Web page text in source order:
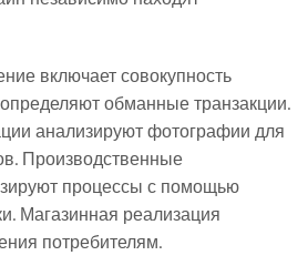
включает совокупность
обманные транзакции.
анализируют фотографии для
Производственные
процессы с помощью
Магазинная реализация
потребителям.